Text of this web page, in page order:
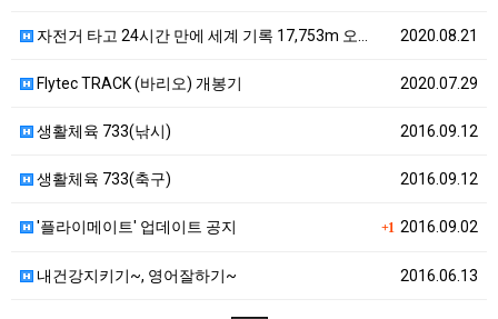
2020.08.21
자전거 타고 24시간 만에 세계 기록 17,753m 오…
2020.07.29
Flytec TRACK (바리오) 개봉기
2016.09.12
생활체육 733(낚시)
2016.09.12
생활체육 733(축구)
+1 2016.09.02
'플라이메이트' 업데이트 공지
2016.06.13
내건강지키기~, 영어잘하기~